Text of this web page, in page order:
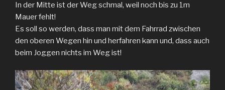
In der Mitte ist der Weg schmal, weil noch bis zu 1m
Mauer fehlt!
Es soll so werden, dass man mit dem Fahrrad zwischen
den oberen Wegen hin und herfahren kann und, dass auch
beim Joggen nichts im Weg ist!